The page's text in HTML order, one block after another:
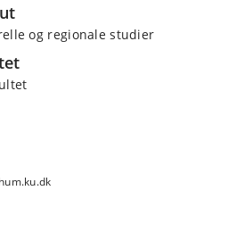
og regionale studier